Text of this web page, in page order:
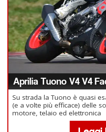
Aprilia Tuono V4 V4
Su strada la Tuono è quasi
(e a volte più efficace) delle
motore, telaio ed elettronica